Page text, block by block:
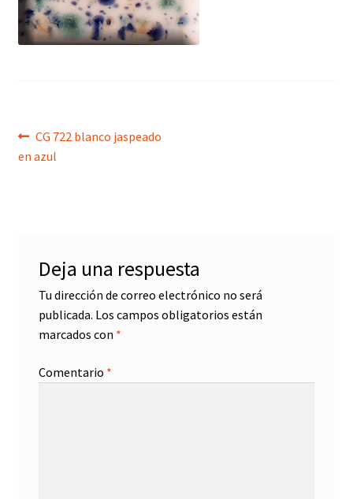
Navegación
de
Anterior:
CG 722 blanco jaspeado
en azul
Deja una respuesta
Tu dirección de correo electrónico no será
publicada. Los campos obligatorios están
marcados con *
Comentario *